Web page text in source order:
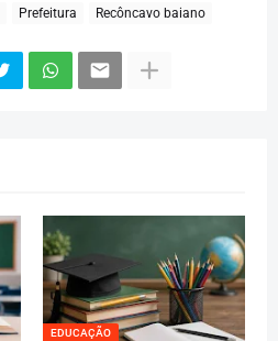
Prefeitura Recôncavo baiano
EDUCAÇÃO